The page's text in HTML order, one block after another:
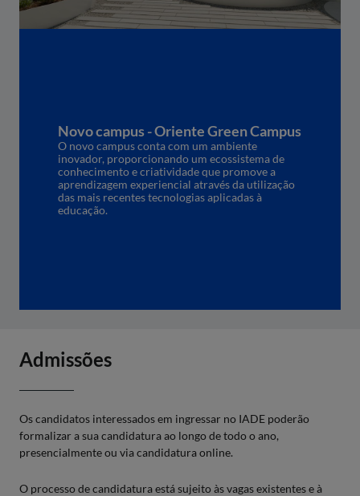
Novo campus - Oriente Green Campus
O novo campus conta com um ambiente
inovador, proporcionando um ecossistema de
conhecimento e criatividade que promove a
aprendizagem experiencial através da utilização
das mais recentes tecnologias aplicadas à
educação.
Admissões
Os candidatos interessados em ingressar no IADE poderão
formalizar a sua candidatura ao longo de todo o ano,
presencialmente ou via candidatura online.
O processo de candidatura está sujeito às vagas existentes e à